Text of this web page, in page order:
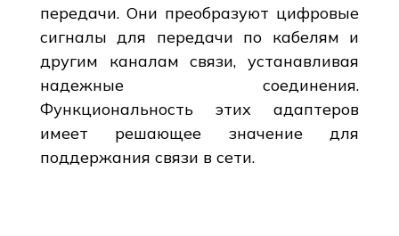
передачи. Они преобразуют цифровые
сигналы для передачи по кабелям и
другим каналам связи, устанавливая
надежные соединения.
Функциональность этих адаптеров
имеет решающее значение для
поддержания связи в сети.